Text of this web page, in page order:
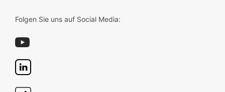
Folgen Sie uns auf Social Media: